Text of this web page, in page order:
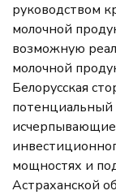
руководством
молочной
возможную
молочной
Белорусская
потенциальный
мощностях и
Астраханской